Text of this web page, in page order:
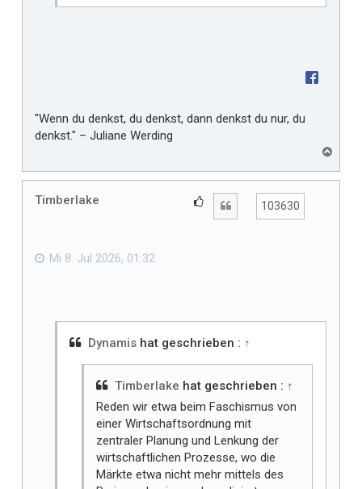
"Wenn du denkst, du denkst, dann denkst du nur, du
denkst." – Juliane Werding
c
Timberlake
m
i
103630
Mi 8. Jul 2026, 01:32
Dynamis hat geschrieben : ↑
Timberlake hat geschrieben : ↑
Reden wir etwa beim Faschismus von
einer Wirtschaftsordnung mit
zentraler Planung und Lenkung der
wirtschaftlichen Prozesse, wo die
Märkte etwa nicht mehr mittels des